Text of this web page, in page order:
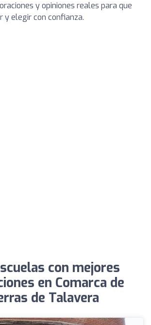
y opiniones reales para que
y elegir con confianza.
con mejores
en Comarca de
de Talavera